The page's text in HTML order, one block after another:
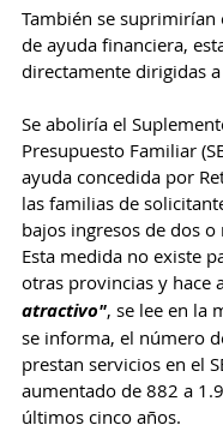
También se suprimirían
de ayuda financiera,
directamente dirigidas
Se aboliría el
Presupuesto Familiar
ayuda concedida por
las familias de
bajos ingresos de dos
Esta medida no existe
otras provincias y hace
atractivo", se lee en la
se informa, el número
prestan servicios en el
aumentado de 882 a
últimos cinco años.